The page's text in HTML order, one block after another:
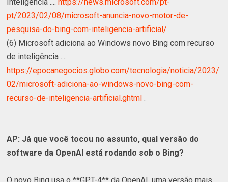
pt/2023/02/08/microsoft-anuncia-novo-motor-de-
pesquisa-do-bing-com-inteligencia-artificial/
(6) Microsoft adiciona ao Windows novo Bing com recurso
de inteligência ....
https://epocanegocios.globo.com/tecnologia/noticia/2023/
02/microsoft-adiciona-ao-windows-novo-bing-com-
recurso-de-inteligencia-artificial.ghtml .
AP: Já que você tocou no assunto, qual versão do
software da OpenAI está rodando sob o Bing?